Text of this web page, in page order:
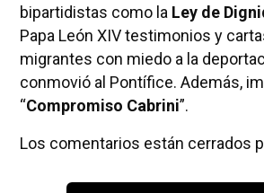
bipartidistas como la Ley de
Papa León XIV testimonios y
migrantes con miedo a la
conmovió al Pontífice. Además,
“Compromiso Cabrini”.
Los comentarios están cerrados